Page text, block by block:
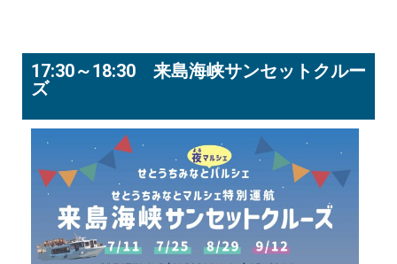
17:30～18:30 来島海峡サンセットクルー
ズ